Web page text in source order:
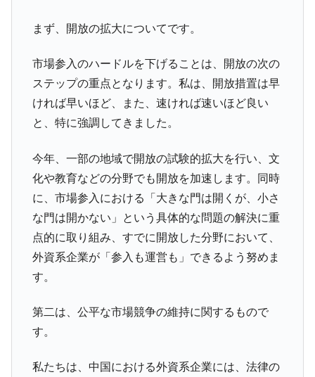
まず、開放の拡大についてです。
市場参入のハードルを下げることは、開放の次の
ステップの重点となります。私は、開放措置は早
ければ早いほど、また、速ければ速いほど良い
と、特に強調してきました。
今年、一部の地域で開放の試験的拡大を行い、文
化や教育などの分野でも開放を加速します。同時
に、市場参入における「大きな門は開くが、小さ
な門は開かない」という具体的な問題の解決に重
点的に取り組み、すでに開放した分野において、
外資系企業が「参入も運営も」できるよう努めま
す。
第二は、公平な市場競争の維持に関するもので
す。
私たちは、中国における外資系企業には、法律の